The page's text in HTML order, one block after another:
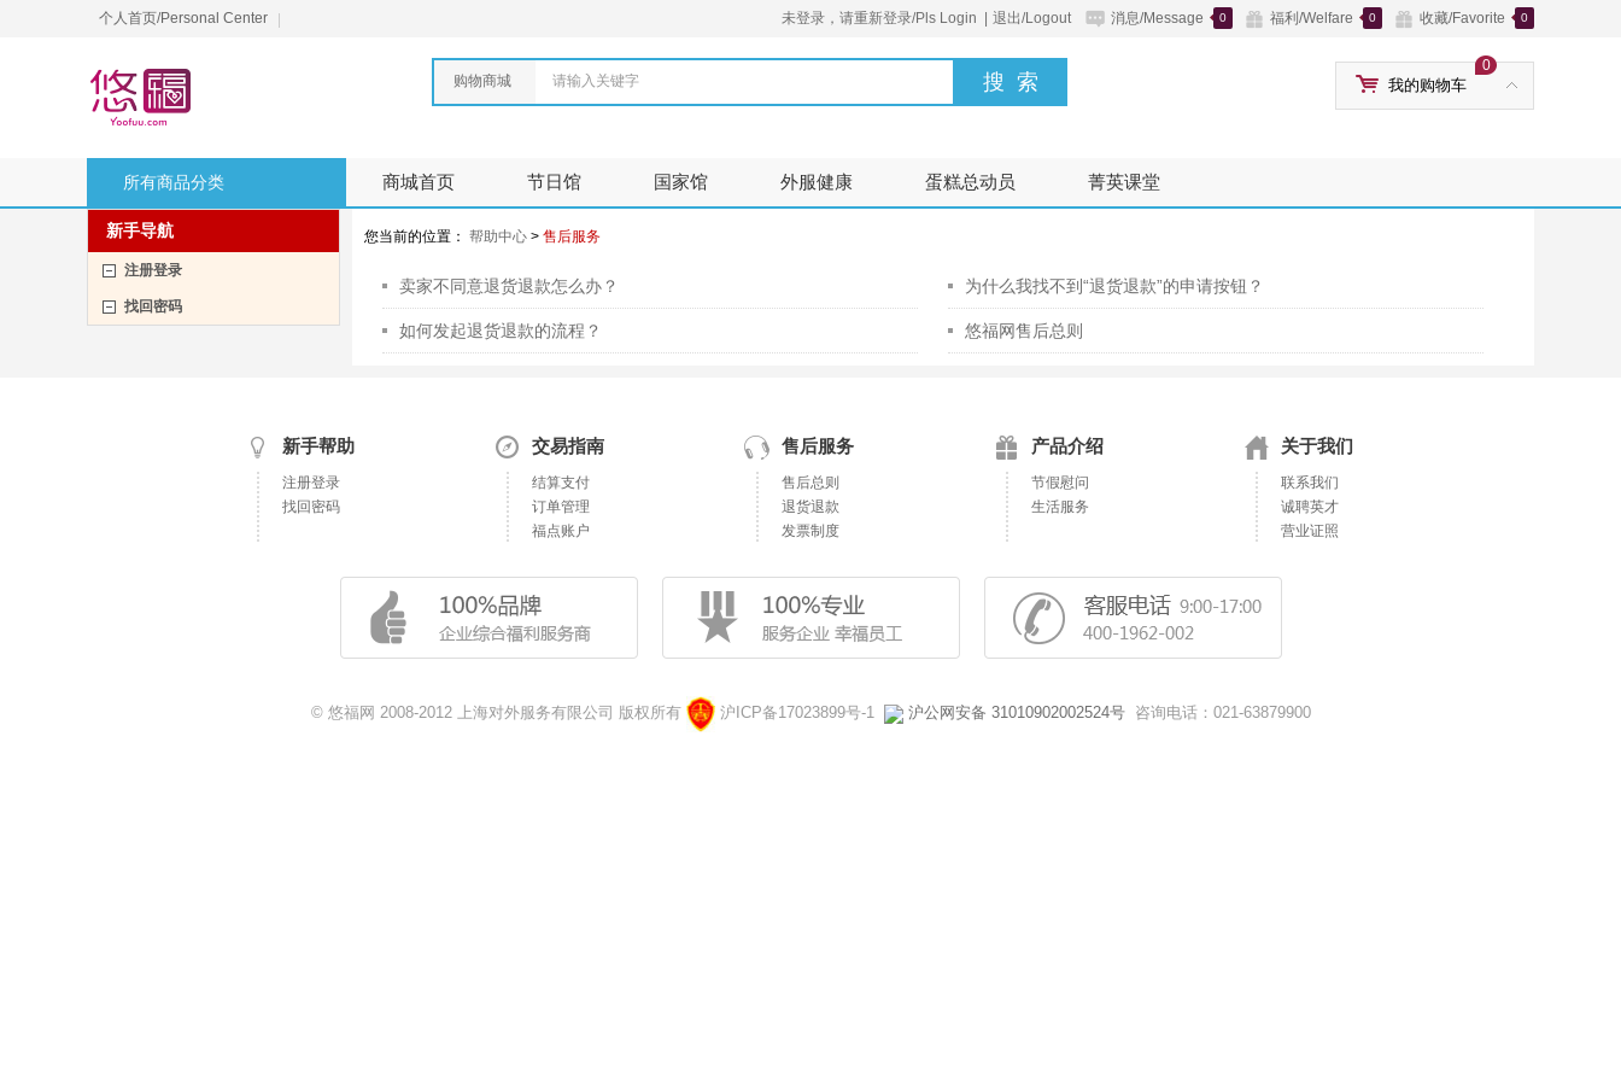
个人首页/Personal Center 收藏/Favorite 0
福利/Welfare 0
消息/Message 0
未登录，请重新登录/Pls Login 退出/Logout
购物商城 请输入关键字 我的购物车
0
所有商品分类 商城首页 节日馆 国家馆 外服健康 蛋糕总动员 菁英课堂
新手导航
注册登录
找回密码
您当前的位置： 帮助中心 > 售后服务
卖家不同意退货退款怎么办？ 为什么我找不到“退货退款”的申请按钮？
如何发起退货退款的流程？ 悠福网售后总则
新手帮助
注册登录
找回密码
交易指南
结算支付
订单管理
福点账户
售后服务
售后总则
退货退款
发票制度
产品介绍
节假慰问
生活服务
关于我们
联系我们
诚聘英才
营业证照
© 悠福网 2008-2012 上海对外服务有限公司 版权所有 沪ICP备17023899号-1 沪公网安备 31010902002524号咨询电话：021-63879900